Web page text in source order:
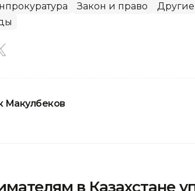
Закон и право
Другие
Макулбеков
в Казахстане